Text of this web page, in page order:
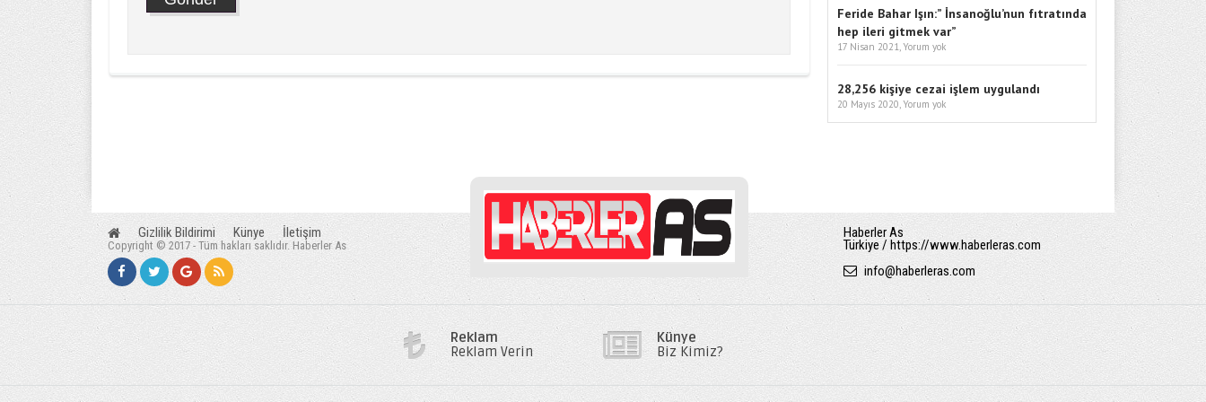
Feride Bahar Işın:” İnsanoğlu’nun fıtratında
hep ileri gitmek var”
17 Nisan 2021, Yorum yok
28,256 kişiye cezai işlem uygulandı
20 Mayıs 2020, Yorum yok
Gizlilik Bildirimi Künye İletişim
Copyright © 2017 - Tüm hakları saklıdır. Haberler As
Haberler As
Türkiye / https://www.haberleras.com
info@haberleras.com
Reklam
Reklam Verin
Künye
Biz Kimiz?